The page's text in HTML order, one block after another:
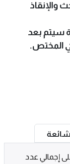
والإنقاذ
سيتم بعد
المختص.
إجمالي عدد